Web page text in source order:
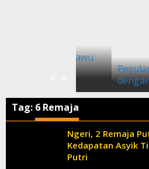
Pesulap
dengan Keyla
Tag: 6 Remaja
Ngeri, 2 Remaja
Kedapatan Asyik
Putri